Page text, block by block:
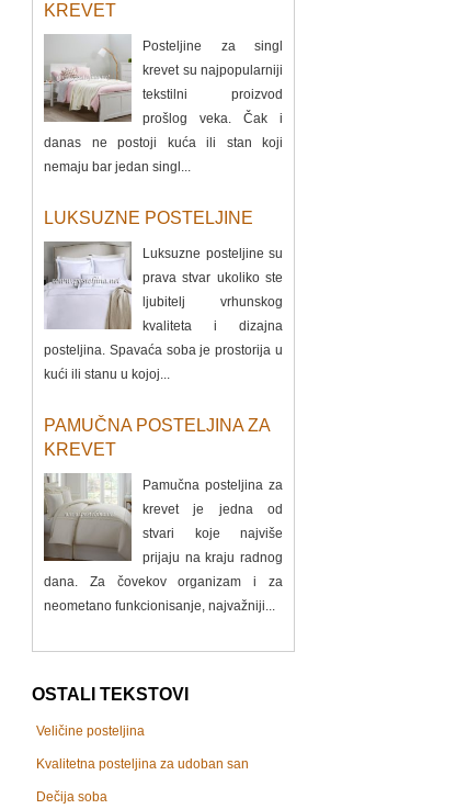
KREVET
Posteljine za singl
krevet su najpopularniji
tekstilni proizvod
prošlog veka. Čak i
danas ne postoji kuća ili stan koji
nemaju bar jedan singl...
LUKSUZNE POSTELJINE
Luksuzne posteljine su
prava stvar ukoliko ste
ljubitelj vrhunskog
kvaliteta i dizajna
posteljina. Spavaća soba je prostorija u
kući ili stanu u kojoj...
PAMUČNA POSTELJINA ZA
KREVET
Pamučna posteljina za
krevet je jedna od
stvari koje najviše
prijaju na kraju radnog
dana. Za čovekov organizam i za
neometano funkcionisanje, najvažniji...
OSTALI TEKSTOVI
Veličine posteljina
Kvalitetna posteljina za udoban san
Dečija soba